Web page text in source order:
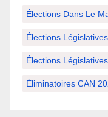
Élections Dans Le
Élections
Élections
Éliminatoires CAN